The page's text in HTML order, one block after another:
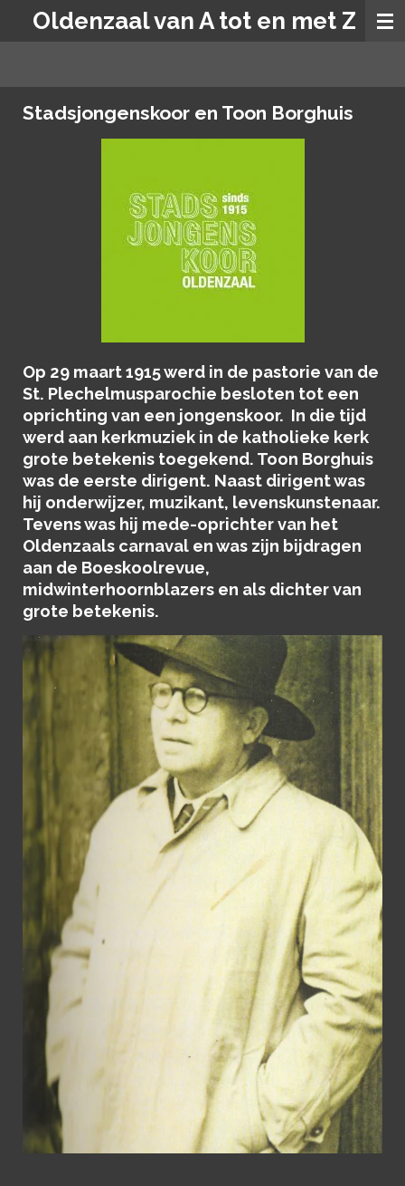
direct
Oldenzaal van A tot en met Z
Stadsjongenskoor en Toon Borghuis
Op 29 maart 1915 werd in de pastorie van de
St. Plechelmusparochie besloten tot een
oprichting van een jongenskoor. In die tijd
werd aan kerkmuziek in de katholieke kerk
grote betekenis toegekend. Toon Borghuis
was de eerste dirigent. Naast dirigent was
hij onderwijzer, muzikant, levenskunstenaar.
Tevens was hij mede-oprichter van het
Oldenzaals carnaval en was zijn bijdragen
aan de Boeskoolrevue,
midwinterhoornblazers en als dichter van
grote betekenis.